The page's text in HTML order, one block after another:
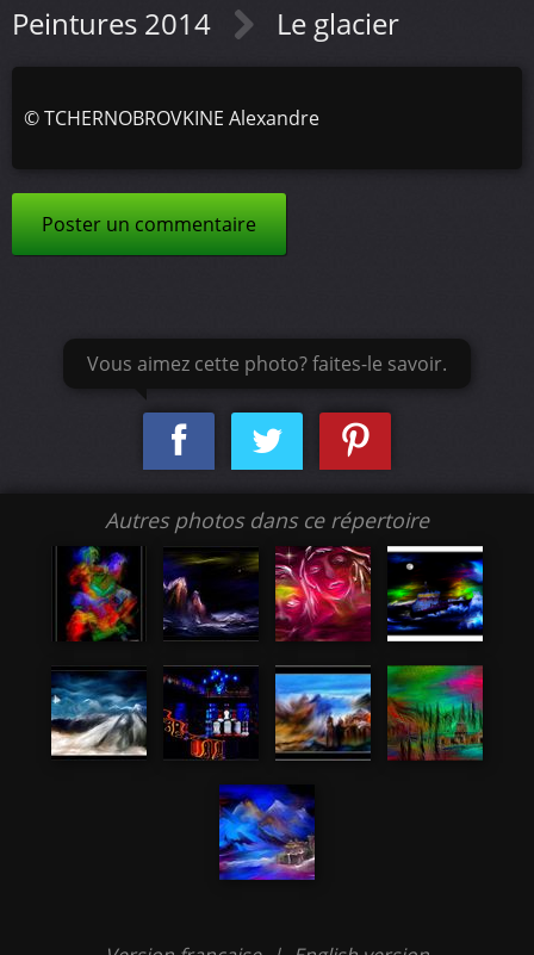
Peintures 2014
Le glacier
©TCHERNOBROVKINE Alexandre
Poster un commentaire
Vous aimez cette photo? faites-le savoir.
Autres photos dans ce répertoire